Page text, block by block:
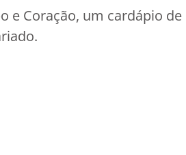
e Coração, um cardápio de